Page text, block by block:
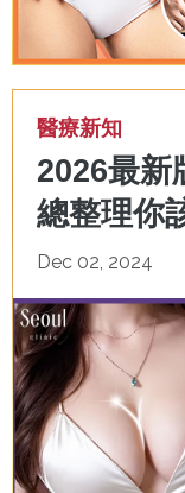
醫療新知
2026最新
總整理你
Dec 02, 2024